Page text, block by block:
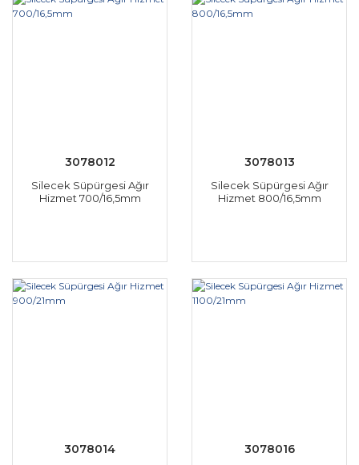
3078012
Silecek Süpürgesi Ağır
Hizmet 700/16,5mm
3078013
Silecek Süpürgesi Ağır
Hizmet 800/16,5mm
3078014 3078016